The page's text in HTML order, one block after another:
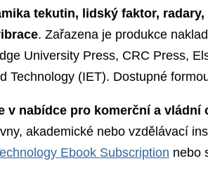
tekutin, lidský faktor,
. Zařazena je produkce
University Press, CRC Press,
Technology (IET). Dostupné
v nabídce pro komerční a vládní
akademické nebo vzdělávací
Ebook Subscription nebo